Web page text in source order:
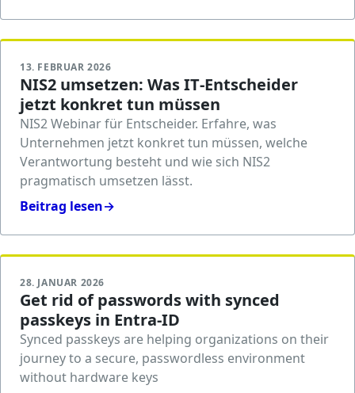
13. FEBRUAR 2026
NIS2 umsetzen: Was IT‑Entscheider
jetzt konkret tun müssen
NIS2 Webinar für Entscheider. Erfahre, was
Unternehmen jetzt konkret tun müssen, welche
Verantwortung besteht und wie sich NIS2
pragmatisch umsetzen lässt.
Beitrag lesen→
28. JANUAR 2026
Get rid of passwords with synced
passkeys in Entra-ID
Synced passkeys are helping organizations on their
journey to a secure, passwordless environment
without hardware keys